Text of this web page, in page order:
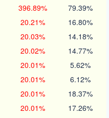
396.89% 79.39%
20.21% 16.80%
20.03% 14.18%
20.02% 14.77%
20.01% 5.62%
20.01% 6.12%
20.01% 18.37%
20.01% 17.26%